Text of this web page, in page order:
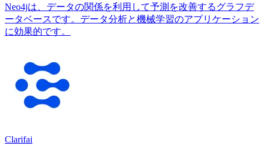
Neo4jは、データの関係を利用して予測を改善するグラフデ
ータベースです。データ分析と機械学習のアプリケーション
に効果的です。
Clarifai